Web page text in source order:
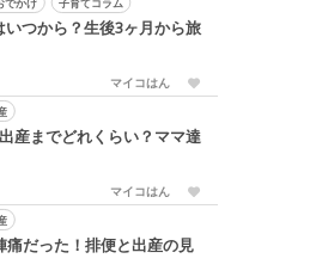
つから？生後3ヶ月から旅
マイコはん
産までどれくらい？ママ達
マイコはん
痛だった！排便と出産の見